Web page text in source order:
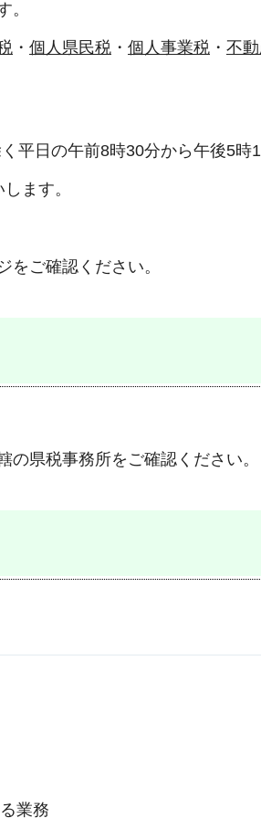
。
・ 個人県民税 ・ 個人事業税 ・ 不
平日の午前8時30分から午後5時
ます。
をご確認ください。
の県税事務所をご確認ください。
業務